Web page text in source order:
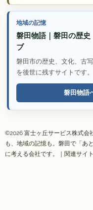
地域の記憶
磐田物語｜磐田の歴史
ブ
磐田市の歴史、文化、古
を後世に残すサイトです。
磐田物語
©2026 富士ヶ丘サービス株式会
も、地域の記憶も。磐田で「あ
に考える会社です。｜関連サイ